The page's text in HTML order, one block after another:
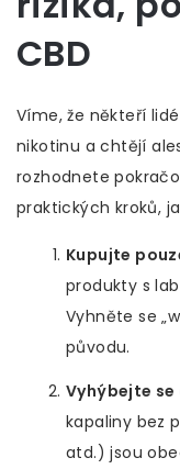
CBD
Víme, že někteří
nikotinu a chtějí
rozhodnete
praktických kroků,
Kupujte
produkty s
Vyhněte se
původu.
Vyhýbejte
kapaliny bez
atd.) jsou